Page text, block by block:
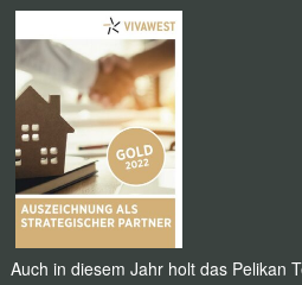
Auch in diesem Jahr holt das Pelikan